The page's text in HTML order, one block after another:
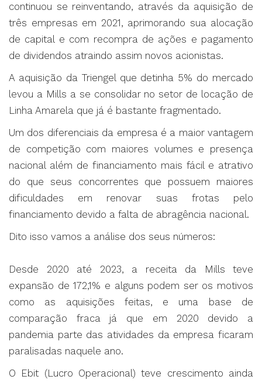
continuou se reinventando, através da aquisição de
três empresas em 2021, aprimorando sua alocação
de capital e com recompra de ações e pagamento
de dividendos atraindo assim novos acionistas.
A aquisição da Triengel que detinha 5% do mercado
levou a Mills a se consolidar no setor de locação de
Linha Amarela que já é bastante fragmentado.
Um dos diferenciais da empresa é a maior vantagem
de competição com maiores volumes e presença
nacional além de financiamento mais fácil e atrativo
do que seus concorrentes que possuem maiores
dificuldades em renovar suas frotas pelo
financiamento devido a falta de abragência nacional.
Dito isso vamos a análise dos seus números:
Desde 2020 até 2023, a receita da Mills teve
expansão de 172,1% e alguns podem ser os motivos
como as aquisições feitas, e uma base de
comparação fraca já que em 2020 devido a
pandemia parte das atividades da empresa ficaram
paralisadas naquele ano.
O Ebit (Lucro Operacional) teve crescimento ainda